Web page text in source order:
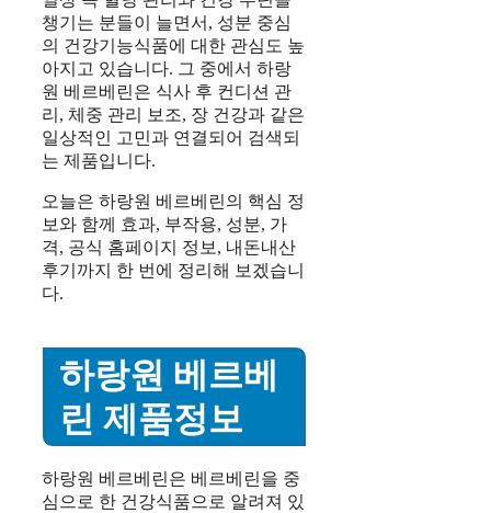
챙기는 분들이 늘면서, 성분 중심
의 건강기능식품에 대한 관심도 높
아지고 있습니다. 그 중에서 하랑
원 베르베린은 식사 후 컨디션 관
리, 체중 관리 보조, 장 건강과 같은
일상적인 고민과 연결되어 검색되
는 제품입니다.
오늘은 하랑원 베르베린의 핵심 정
보와 함께 효과, 부작용, 성분, 가
격, 공식 홈페이지 정보, 내돈내산
후기까지 한 번에 정리해 보겠습니
다.
하랑원 베르베
린 제품정보
하랑원 베르베린은 베르베린을 중
심으로 한 건강식품으로 알려져 있